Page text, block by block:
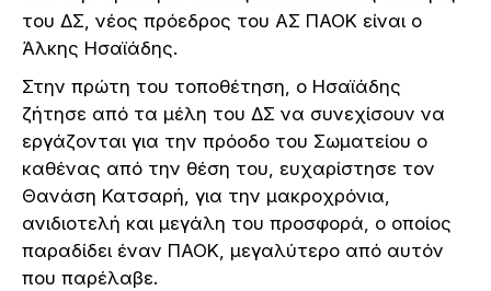
του ΔΣ, νέος πρόεδρος του ΑΣ ΠΑΟΚ είναι ο
Άλκης Ησαϊάδης.
Στην πρώτη του τοποθέτηση, ο Ησαϊάδης
ζήτησε από τα μέλη του ΔΣ να συνεχίσουν να
εργάζονται για την πρόοδο του Σωματείου ο
καθένας από την θέση του, ευχαρίστησε τον
Θανάση Κατσαρή, για την μακροχρόνια,
ανιδιοτελή και μεγάλη του προσφορά, ο οποίος
παραδίδει έναν ΠΑΟΚ, μεγαλύτερο από αυτόν
που παρέλαβε.